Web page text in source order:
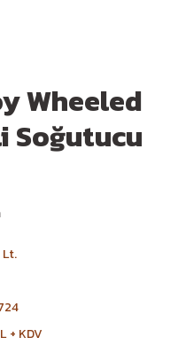
Wheeled
Soğutucu
+ KDV